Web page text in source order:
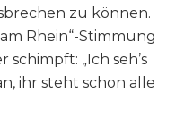
zu können.
Rhein“-Stimmung
„Ich seh’s
ihr steht schon alle